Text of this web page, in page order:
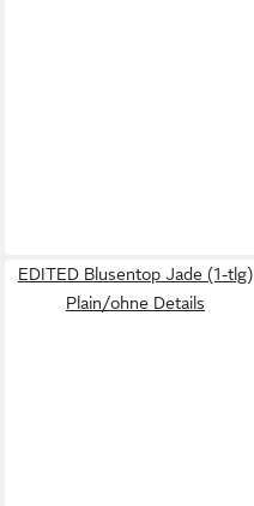
EDITED Blusentop Jade (1-tlg)
Plain/ohne Details